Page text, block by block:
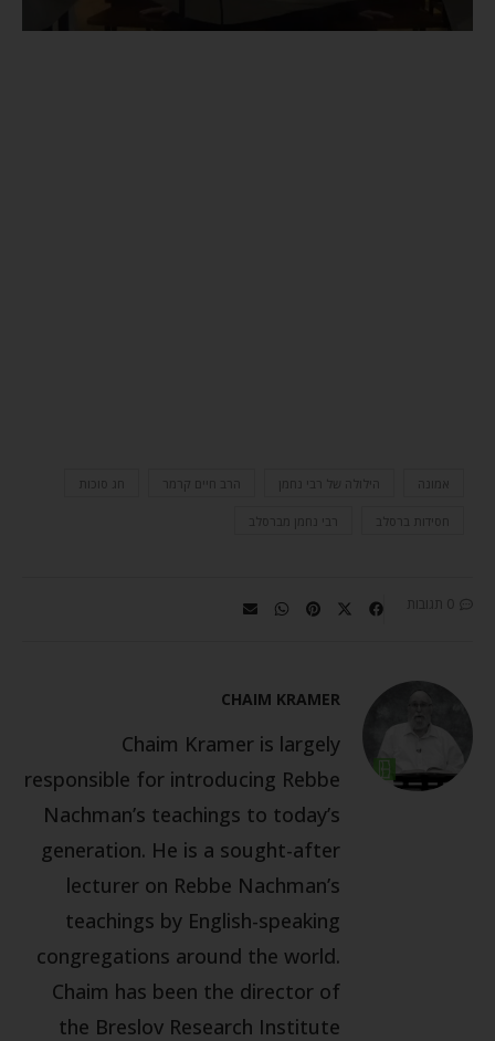
אמונה הילולה של רבי נחמן הרב חיים קרמר חג סוכות
חסידות ברסלב רבי נחמן מברסלב
0 תגובות
CHAIM KRAMER
Chaim Kramer is largely
responsible for introducing Rebbe
Nachman’s teachings to today’s
generation. He is a sought-after
lecturer on Rebbe Nachman’s
teachings by English-speaking
congregations around the world.
Chaim has been the director of
the Breslov Research Institute